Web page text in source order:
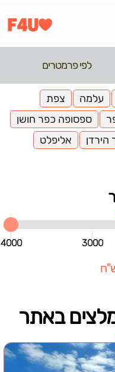
לפי פרמטרים
עלמה
צפת
ספסופה כפר חושן
אליפלט
3000
4000
באתר